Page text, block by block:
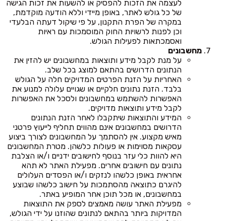
לעצמה את הזכות להפסיק או להשעות את זכות הגישה
של כל גולש לאתר, באופן מיידי וללא הודעה מוקדמת,
במקרה של הפרת התקנון, על פי שיקול דעתה הבלעדי
וכן לפנות לרשויות החוק המוסמכות עם ראיות
ואסמכתאות לפעילות הגולש.
מחשבונים
על מנת לקבל מידע ותוצאות במחשבונים יש להזין את
הנתונים הדרושים בהתאם למוצג בכל שלב.
האחריות על הזנת הפרטים המדויקים חלה על הגולש
בלבד. הזנת נתונים חלקיים או שגויים עלולה למנוע את
האפשרות להשתמש במחשבונים ולסכל את האפשרות
לקבל מידע ותוצאות מדויקים.
המידע והתוצאות שיתקבלו לאחר הזנת הנתונים
הדרושים במחשבונים אינם מהווים תחליף לייעוץ פרטני
מאיש מקצוע. אין להסתמך על המחשבונים לצורך ביצוע
עסקאות מסוימות או פעולות כלשהן. מטרת המחשבונים
היא להוות כלי עזר בנוסף לחישובים ידניים ו/או הצלבת
נתונים עם חישובים אחרים. מפעילת האתר לא תהא
אחראית באופן כלשהו לנזקים ו/או הפסדים העלולים
להיגרם כתוצאה מהסתמכות על חישוב כלשהו שבוצע
במחשבונים, או מכל תוכן אחר המופיע באתר.
מפעילת האתר עושה מאמצים לספק את התוצאות
המדויקות ביותר בהתאם לנתונים שהוזנו על ידי הגולש,